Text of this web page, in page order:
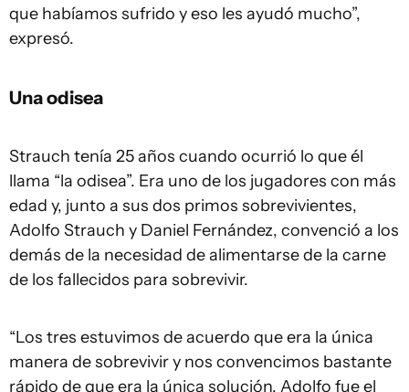
que habíamos sufrido y eso les ayudó mucho”,
expresó.
Una odisea
Strauch tenía 25 años cuando ocurrió lo que él
llama “la odisea”. Era uno de los jugadores con más
edad y, junto a sus dos primos sobrevivientes,
Adolfo Strauch y Daniel Fernández, convenció a los
demás de la necesidad de alimentarse de la carne
de los fallecidos para sobrevivir.
“Los tres estuvimos de acuerdo que era la única
manera de sobrevivir y nos convencimos bastante
rápido de que era la única solución. Adolfo fue el